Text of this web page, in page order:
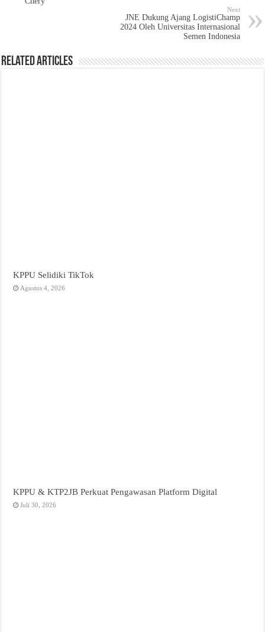
Next
JNE Dukung Ajang LogistiChamp
2024 Oleh Universitas Internasional
Semen Indonesia
Related Articles
KPPU Selidiki TikTok
Agustus 4, 2026
KPPU & KTP2JB Perkuat Pengawasan Platform Digital
Juli 30, 2026